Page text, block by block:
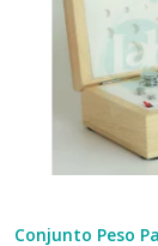
Conjunto Peso